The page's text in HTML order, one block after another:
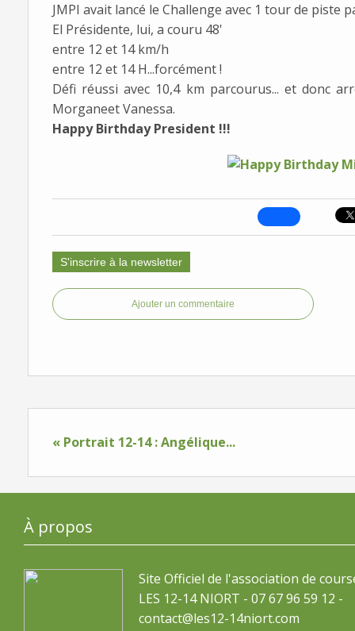
JMPI avait lancé le Challenge avec 1 tour de piste
El Présidente, lui, a couru 48'
entre 12 et 14 km/h
entre 12 et 14 H...forcément !
Défi réussi avec 10,4 km parcourus... et donc
Morganeet Vanessa.
Happy Birthday President !!!
S'inscrire à la newsletter
Ajouter un commentaire
« Portrait 12-14 : Angélique...
À propos
Site Officiel de l'association de
LES 12-14 NIORT - 07 67 96 59 12 -
contact@les12-14niort.com